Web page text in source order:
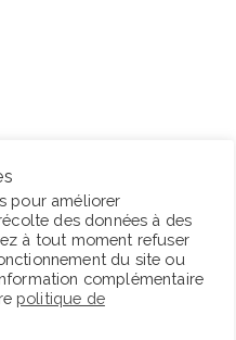
NARRATION PIANO
pour améliorer
des données à des
à tout moment refuser
du site ou
complémentaire
politique de